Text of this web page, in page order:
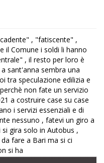
, "fatiscente" ,
il Comune i soldi li hanno
, il resto per loro è
sant'anna sembra una
tra speculazione edilizia e
non fate un servizio
a costruire case su case
i servizi essenziali e di
nessuno , fatevi un giro a
gira solo in Autobus ,
fare a Bari ma si ci
si ha